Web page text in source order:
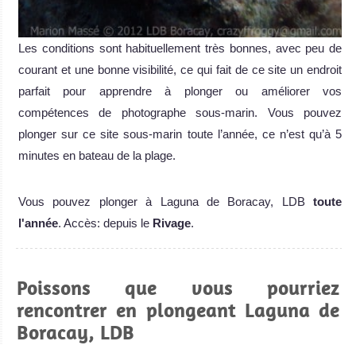
Les conditions sont habituellement très bonnes, avec peu de
courant et une bonne visibilité, ce qui fait de ce site un endroit
parfait pour apprendre à plonger ou améliorer vos
compétences de photographe sous-marin. Vous pouvez
plonger sur ce site sous-marin toute l’année, ce n’est qu’à 5
minutes en bateau de la plage.
Vous pouvez plonger à Laguna de Boracay, LDB toute
l'année. Accès: depuis le Rivage.
Poissons que vous pourriez
rencontrer en plongeant Laguna de
Boracay, LDB